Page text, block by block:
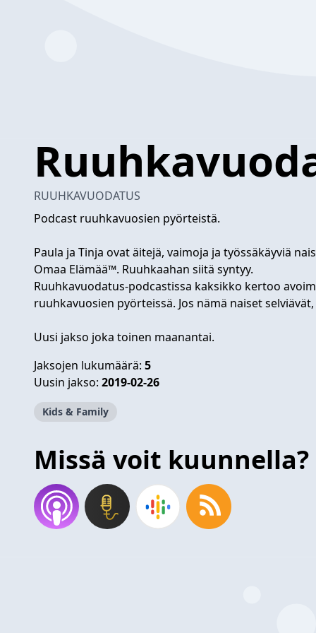
RUUHKAVUODATUS
Podcast ruuhkavuosien pyörteistä.
Paula ja Tinja ovat äitejä, vaimoja ja työssäkäyviä
Omaa Elämää™. Ruuhkaahan siitä syntyy.
Ruuhkavuodatus-podcastissa kaksikko kertoo
ruuhkavuosien pyörteissä. Jos nämä naiset
Uusi jakso joka toinen maanantai.
Jaksojen lukumäärä: 5
Uusin jakso: 2019-02-26
Kids & Family
Missä voit kuunnella?